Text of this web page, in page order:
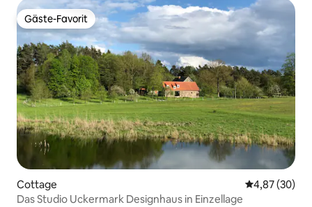
Gäste-Favorit
Gäste-Favorit
Cottage
4,87 (30)
Das Studio Uckermark Designhaus in Einzellage